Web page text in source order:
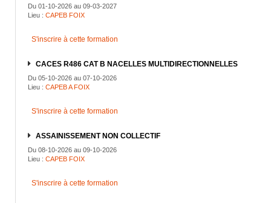
Du 01-10-2026 au 09-03-2027
Lieu : CAPEB FOIX
S'inscrire à cette formation
CACES R486 CAT B NACELLES MULTIDIRECTIONNELLES
Du 05-10-2026 au 07-10-2026
Lieu : CAPEB A FOIX
S'inscrire à cette formation
ASSAINISSEMENT NON COLLECTIF
Du 08-10-2026 au 09-10-2026
Lieu : CAPEB FOIX
S'inscrire à cette formation